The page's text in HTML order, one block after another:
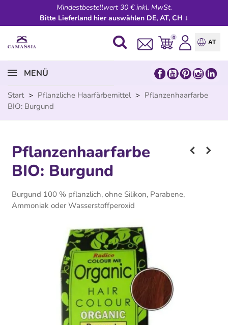
Mindestbestellwert 30 € inkl. MwSt.
Bitte Lieferland hier auswählen DE, AT, CH ↓
0
AT
MENÜ
Start > Pflanzliche Haarfärbemittel > Pflanzenhaarfarbe
BIO: Burgund
Pflanzenhaarfarbe
BIO: Burgund
Burgund 100 % pflanzlich, ohne Silikon, Parabene,
Ammoniak oder Wasserstoffperoxid